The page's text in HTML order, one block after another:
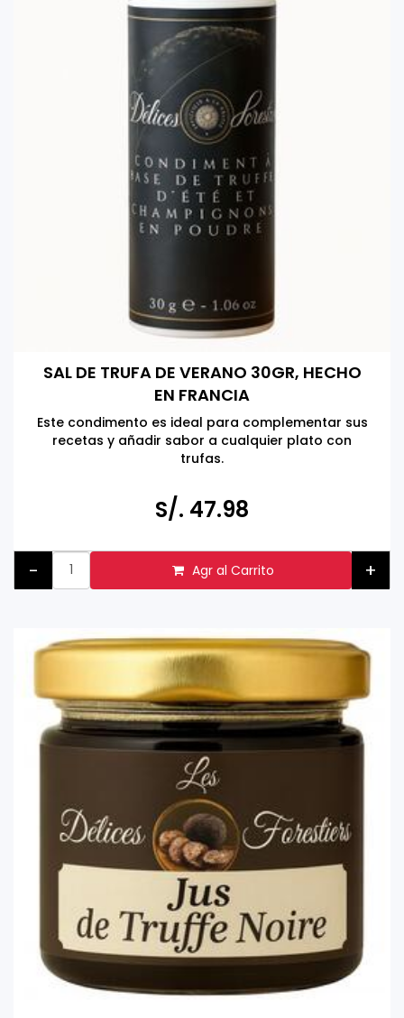
SAL DE TRUFA DE VERANO 30GR, HECHO
EN FRANCIA
Este condimento es ideal para complementar sus
recetas y añadir sabor a cualquier plato con
trufas.
S/. 47.98
- Agr al Carrito +